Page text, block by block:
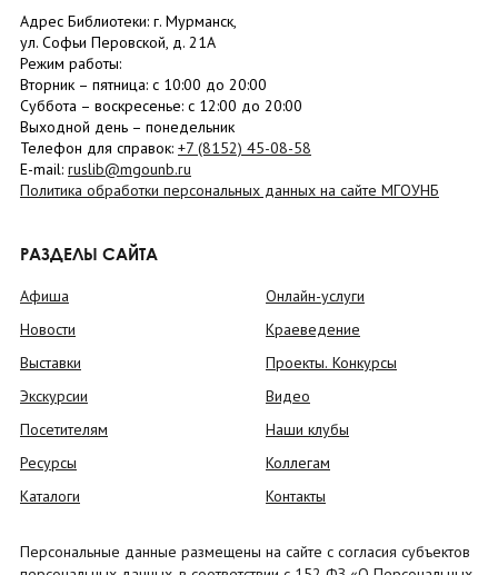
Адрес Библиотеки: г. Мурманск,
ул. Софьи Перовской, д. 21А
Режим работы:
Вторник – пятница: с 10:00 до 20:00
Суббота – воскресенье: c 12:00 до 20:00
Выходной день – понедельник
Телефон для справок: +7 (8152) 45-08-58
E-mail: ruslib@mgounb.ru
Политика обработки персональных данных на сайте МГОУНБ
РАЗДЕЛЫ САЙТА
Афиша
Новости
Выставки
Экскурсии
Посетителям
Ресурсы
Каталоги
Онлайн-услуги
Краеведение
Проекты. Конкурсы
Видео
Наши клубы
Коллегам
Контакты
Персональные данные размещены на сайте с согласия субъектов